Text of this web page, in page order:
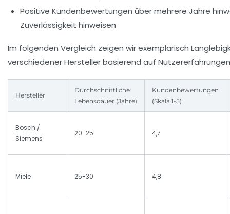
Positive Kundenbewertungen über mehrere Jahre
Zuverlässigkeit hinweisen
Im folgenden Vergleich zeigen wir exemplarisch
verschiedener Hersteller basierend auf
Hersteller
Durchschnittliche
Lebensdauer (Jahre)
Kundenbewertungen
(Skala 1-5)
Bosch /
Siemens
20-25 4,7
Miele 25-30 4,8